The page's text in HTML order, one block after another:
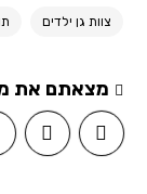
צוות גן ילדים
מצאתם את